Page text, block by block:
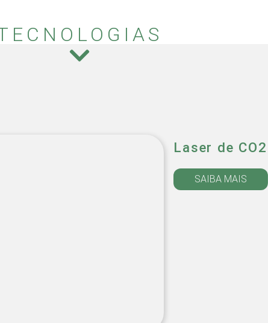
Laser de CO2
SAIBA MAIS